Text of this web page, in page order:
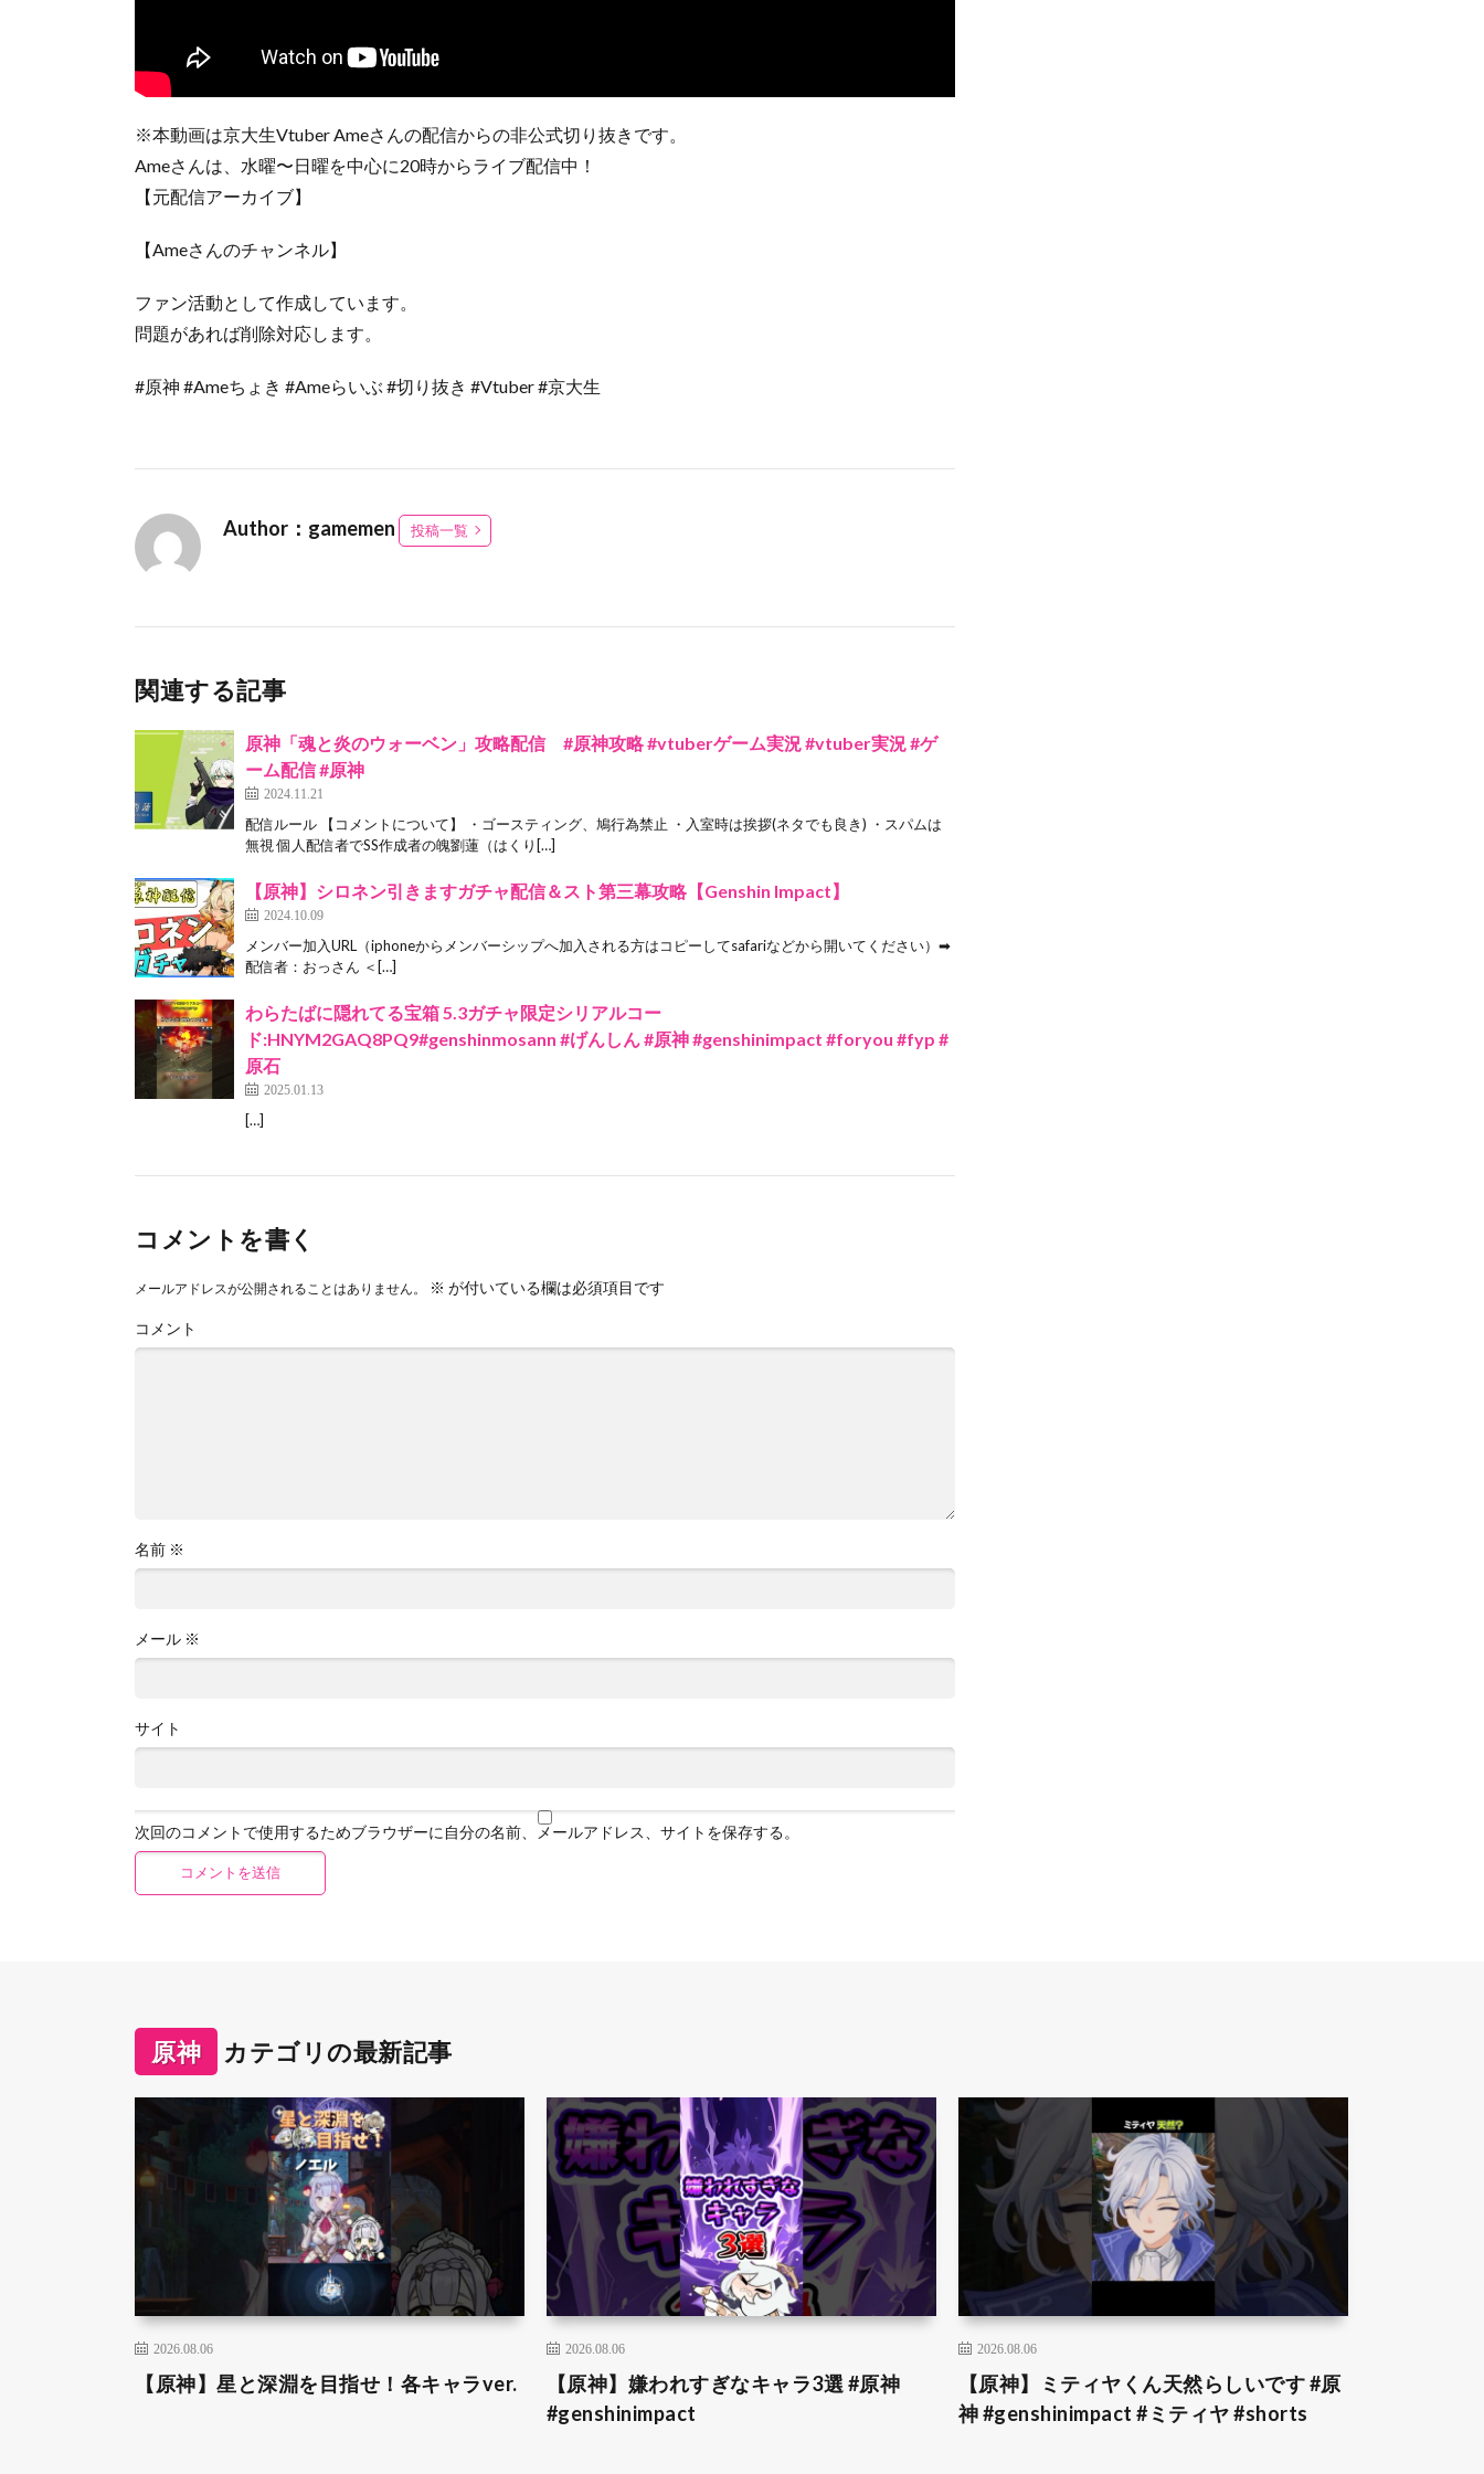
※本動画は京大生Vtuber Ameさんの配信からの非公式切り抜きです。
Ameさんは、水曜〜日曜を中心に20時からライブ配信中！
【元配信アーカイブ】
【Ameさんのチャンネル】
ファン活動として作成しています。
問題があれば削除対応します。
#原神 #Ameちょき #Ameらいぶ #切り抜き #Vtuber #京大生
Author：gamemen 投稿一覧
関連する記事
原神「魂と炎のウォーベン」攻略配信 #原神攻略 #vtuberゲーム実況 #vtuber実況 #ゲ
ーム配信 #原神
2024.11.21
配信ルール 【コメントについて】 ・ゴースティング、鳩行為禁止 ・入室時は挨拶(ネタでも良き) ・スパムは
無視 個人配信者でSS作成者の魄劉蓮（はくり[…]
【原神】シロネン引きますガチャ配信＆スト第三幕攻略【Genshin Impact】
2024.10.09
メンバー加入URL（iphoneからメンバーシップへ加入される方はコピーしてsafariなどから開いてください）➡
配信者：おっさん ＜[…]
わらたばに隠れてる宝箱 5.3ガチャ限定シリアルコー
ド:HNYM2GAQ8PQ9#genshinmosann #げんしん #原神 #genshinimpact #foryou #fyp #
原石
2025.01.13
[…]
コメントを書く
メールアドレスが公開されることはありません。 ※ が付いている欄は必須項目です
コメント
名前 ※
メール ※
サイト
次回のコメントで使用するためブラウザーに自分の名前、メールアドレス、サイトを保存する。
原神 カテゴリの最新記事
2026.08.06
【原神】星と深淵を目指せ！各キャラver.
2026.08.06
【原神】嫌われすぎなキャラ3選 #原神
#genshinimpact
2026.08.06
【原神】ミティヤくん天然らしいです #原
神 #genshinimpact #ミティヤ #shorts